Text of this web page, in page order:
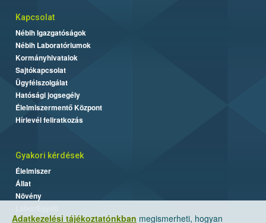
Adatkezelési tájékoztatónkban megismerheti, hogyan
Kapcsolat
Nébih Igazgatóságok
Nébih Laboratóriumok
Kormányhivatalok
Sajtókapcsolat
Ügyfélszolgálat
Hatósági jogsegély
Élelmiszermentő Központ
Hírlevél feliratkozás
Gyakori kérdések
Élelmiszer
Állat
Növény